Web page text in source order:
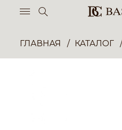
ГЛАВНАЯ КАТАЛОГ